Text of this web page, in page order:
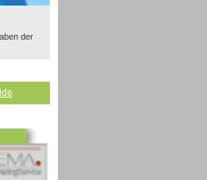
der